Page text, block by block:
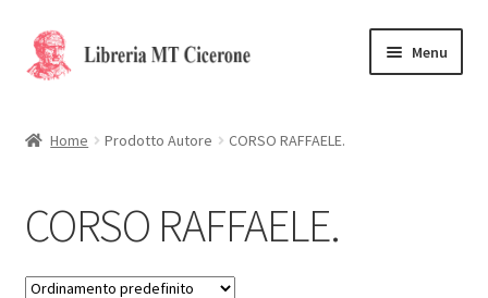
Vai
alla
Vai
al
Menu
La Storia
Contattaci
Home Prodotto Autore CORSO RAFFAELE.
CORSO RAFFAELE.